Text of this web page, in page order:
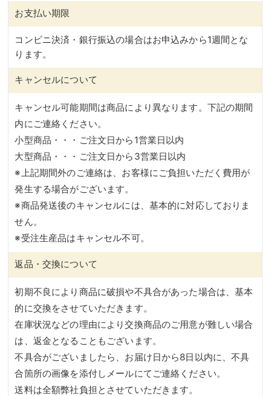
お支払い期限
コンビニ決済・銀行振込の場合はお申込みから1週間とな
ります。
キャンセルについて
キャンセル可能期間は商品により異なります。下記の期間
内にご連絡ください。
小型商品・・・ご注文日から1営業日以内
大型商品・・・ご注文日から3営業日以内
※上記期間外のご連絡は、お客様にご負担いただく費用が
発生する場合がございます。
※商品発送後のキャンセルには、基本的に対応しておりま
せん。
※受注生産品はキャンセル不可。
返品・交換について
初期不良により商品に破損や不具合があった場合は、基本
的に交換をさせていただきます。
在庫状況などの理由により交換商品のご用意が難しい場合
は、返金となることもございます。
不具合がございましたら、お届け日から8日以内に、不具
合箇所の画像を添付しメールにてご連絡ください。
送料は全額弊社負担とさせていただきます。